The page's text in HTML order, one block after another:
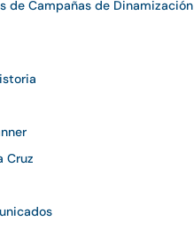
de Campañas de Dinamización
Cruz